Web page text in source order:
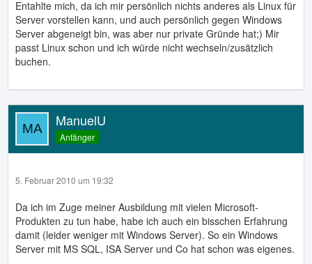
Entahlte mich, da ich mir persönlich nichts anderes als Linux für
Server vorstellen kann, und auch persönlich gegen Windows
Server abgeneigt bin, was aber nur private Gründe hat;) Mir
passt Linux schon und ich würde nicht wechseln/zusätzlich
buchen.
ManuelU
Anfänger
5. Februar 2010 um 19:32
Da ich im Zuge meiner Ausbildung mit vielen Microsoft-
Produkten zu tun habe, habe ich auch ein bisschen Erfahrung
damit (leider weniger mit Windows Server). So ein Windows
Server mit MS SQL, ISA Server und Co hat schon was eigenes.